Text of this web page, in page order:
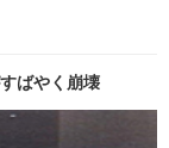
ばやく崩壊